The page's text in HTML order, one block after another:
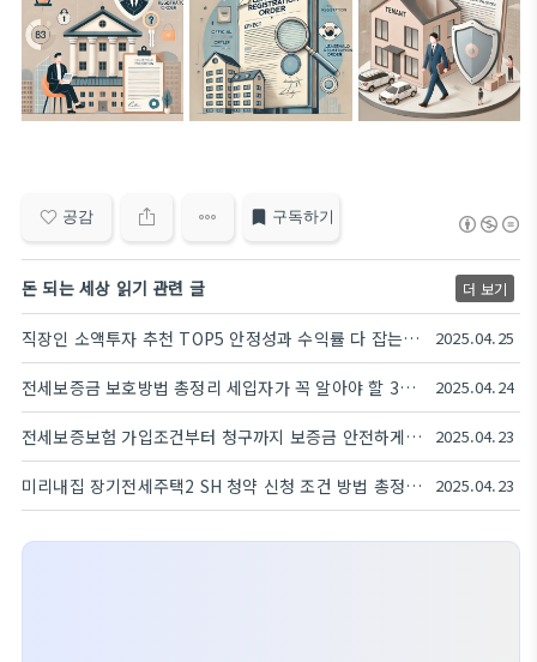
공감 구독하기
돈 되는 세상 읽기 관련 글 더 보기
직장인 소액투자 추천 TOP5 안정성과 수익률 다 잡는 재테크 전략 2025.04.25
전세보증금 보호방법 총정리 세입자가 꼭 알아야 할 3가지 핵심 제도 2025.04.24
전세보증보험 가입조건부터 청구까지 보증금 안전하게 지키기 2025.04.23
미리내집 장기전세주택2 SH 청약 신청 조건 방법 총정리 (2025년 4차 모집) 2025.04.23